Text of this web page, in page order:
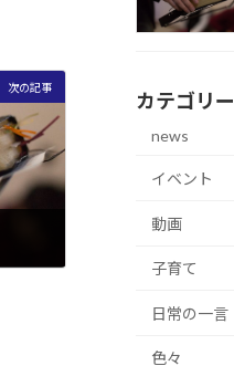
次の記事
カテゴリー
news
イベント
動画
子育て
日常の一言
色々